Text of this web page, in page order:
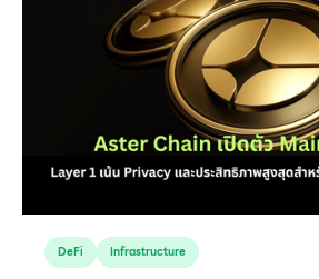
DeFi Infrastructure